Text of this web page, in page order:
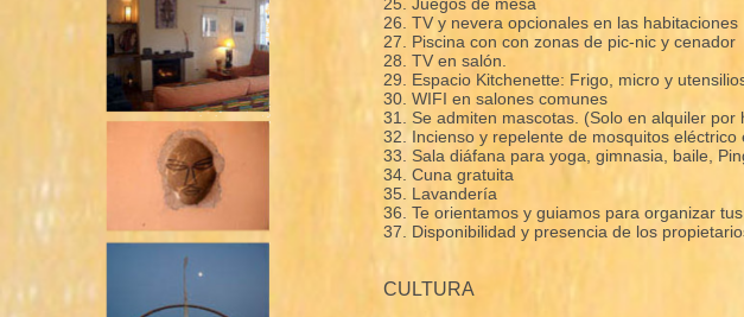
26. TV y nevera opcionales en las habitaciones
27. Piscina con con zonas de pic-nic y cenador
28. TV en salón.
29. Espacio Kitchenette: Frigo, micro y
30. WIFI en salones comunes
31. Se admiten mascotas. (Solo en alquiler por
32. Incienso y repelente de mosquitos eléctrico
33. Sala diáfana para yoga, gimnasia, baile,
34. Cuna gratuita
35. Lavandería
36. Te orientamos y guiamos para organizar
37. Disponibilidad y presencia de los
CULTURA